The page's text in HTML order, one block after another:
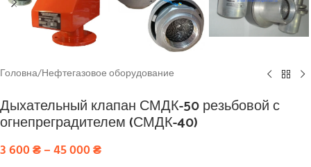
Головна/Нефтегазовое оборудование
Дыхательный клапан СМДК-50 резьбовой с
огнепреградителем (СМДК-40)
3 600₴–45 000₴